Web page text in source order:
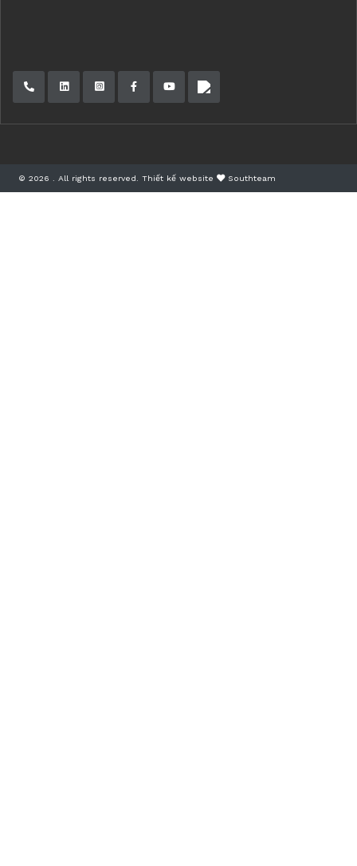
© 2026 . All rights reserved. Thiết kế website Southteam